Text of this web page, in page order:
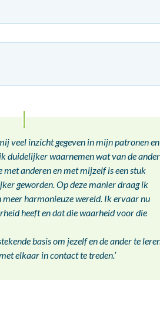
veel inzicht gegeven in mijn patronen en
duidelijker waarnemen wat van de ander
anderen en met mijzelf is een stuk
geworden. Op deze manier draag ik
harmonieuze wereld. Ik ervaar nu
heeft en dat die waarheid voor die
basis om jezelf en de ander te
elkaar in contact te treden.’